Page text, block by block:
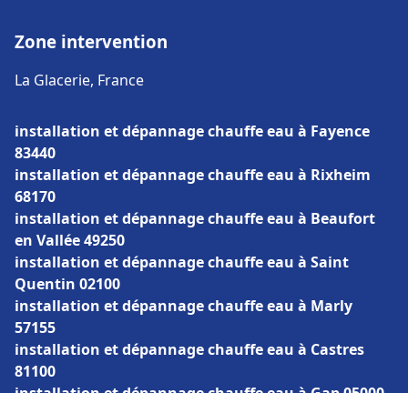
Zone intervention
La Glacerie, France
installation et dépannage chauffe eau à Fayence
83440
installation et dépannage chauffe eau à Rixheim
68170
installation et dépannage chauffe eau à Beaufort
en Vallée 49250
installation et dépannage chauffe eau à Saint
Quentin 02100
installation et dépannage chauffe eau à Marly
57155
installation et dépannage chauffe eau à Castres
81100